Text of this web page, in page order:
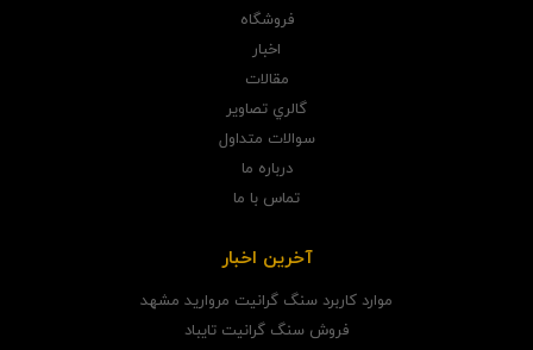
فروشگاه
اخبار
مقالات
گالري تصاوير
سوالات متداول
درباره ما
تماس با ما
آخرین اخبار
موارد کاربرد سنگ گرانیت مروارید مشهد
فروش سنگ گرانیت تایباد